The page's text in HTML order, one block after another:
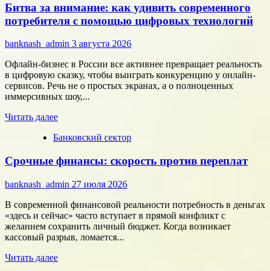
сотрудников:
как
собрать
команду,
которая
работает
на
результат
Битва за внимание: как удивить современного
потребителя с помощью цифровых технологий
banknash_admin 3 августа 2026
Офлайн-бизнес в России все активнее превращает реальность
в цифровую сказку, чтобы выиграть конкуренцию у онлайн-
сервисов. Речь не о простых экранах, а о полноценных
иммерсивных шоу,...
Читать далееПрочитать
о
за
внимание:
как
удивить
современного
потребителя
с
помощью
технологий
Банковский сектор
Срочные финансы: скорость против переплат
banknash_admin 27 июля 2026
В современной финансовой реальности потребность в деньгах
«здесь и сейчас» часто вступает в прямой конфликт с
желанием сохранить личный бюджет. Когда возникает
кассовый разрыв, ломается...
Читать далееПрочитать